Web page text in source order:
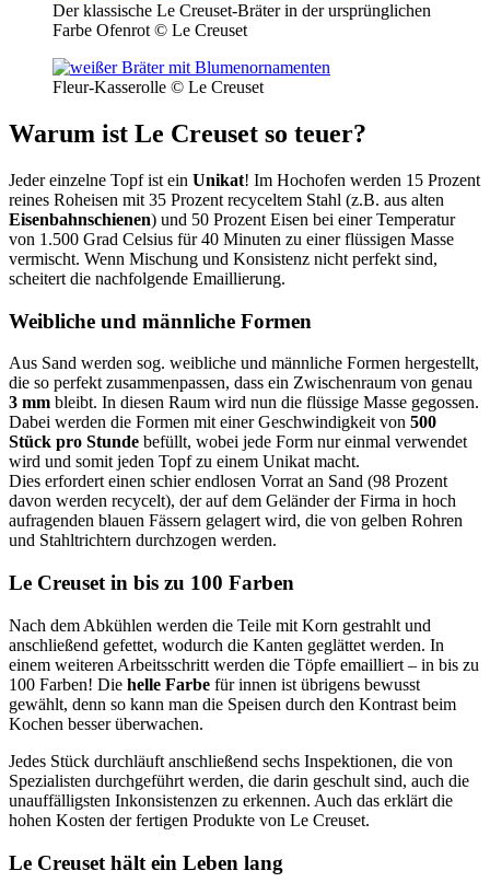
Der klassische Le Creuset-Bräter in der ursprünglichen
Farbe Ofenrot © Le Creuset
Fleur-Kasserolle © Le Creuset
Warum ist Le Creuset so teuer?
Jeder einzelne Topf ist ein Unikat! Im Hochofen werden 15 Prozent
reines Roheisen mit 35 Prozent recyceltem Stahl (z.B. aus alten
Eisenbahnschienen) und 50 Prozent Eisen bei einer Temperatur
von 1.500 Grad Celsius für 40 Minuten zu einer flüssigen Masse
vermischt. Wenn Mischung und Konsistenz nicht perfekt sind,
scheitert die nachfolgende Emaillierung.
Weibliche und männliche Formen
Aus Sand werden sog. weibliche und männliche Formen hergestellt,
die so perfekt zusammenpassen, dass ein Zwischenraum von genau
3 mm bleibt. In diesen Raum wird nun die flüssige Masse gegossen.
Dabei werden die Formen mit einer Geschwindigkeit von 500
Stück pro Stunde befüllt, wobei jede Form nur einmal verwendet
wird und somit jeden Topf zu einem Unikat macht.
Dies erfordert einen schier endlosen Vorrat an Sand (98 Prozent
davon werden recycelt), der auf dem Geländer der Firma in hoch
aufragenden blauen Fässern gelagert wird, die von gelben Rohren
und Stahltrichtern durchzogen werden.
Le Creuset in bis zu 100 Farben
Nach dem Abkühlen werden die Teile mit Korn gestrahlt und
anschließend gefettet, wodurch die Kanten geglättet werden. In
einem weiteren Arbeitsschritt werden die Töpfe emailliert – in bis zu
100 Farben! Die helle Farbe für innen ist übrigens bewusst
gewählt, denn so kann man die Speisen durch den Kontrast beim
Kochen besser überwachen.
Jedes Stück durchläuft anschließend sechs Inspektionen, die von
Spezialisten durchgeführt werden, die darin geschult sind, auch die
unauffälligsten Inkonsistenzen zu erkennen. Auch das erklärt die
hohen Kosten der fertigen Produkte von Le Creuset.
Le Creuset hält ein Leben lang